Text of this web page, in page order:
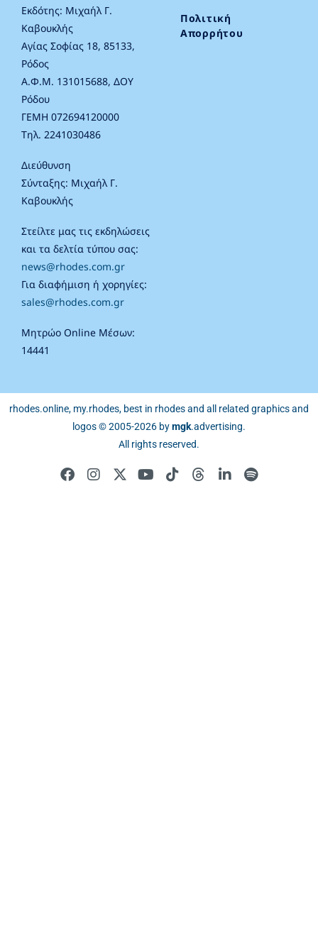
Εκδότης: Μιχαήλ Γ.
Καβουκλής
Αγίας Σοφίας 18, 85133,
Ρόδος
Α.Φ.Μ. 131015688, ΔΟΥ
Ρόδου
ΓΕΜΗ 072694120000
Τηλ. 2241030486
Διεύθυνση
Σύνταξης: Μιχαήλ Γ.
Καβουκλής
Στείλτε μας τις εκδηλώσεις
και τα δελτία τύπου σας:
news@rhodes.com.gr
Για διαφήμιση ή χορηγίες:
sales@rhodes.com.gr
Μητρώο Online Μέσων:
14441
Πολιτική
Απορρήτου
rhodes.online, my.rhodes, best in rhodes and all related graphics and
logos © 2005-2026 bymgk.advertising.
All rights reserved.